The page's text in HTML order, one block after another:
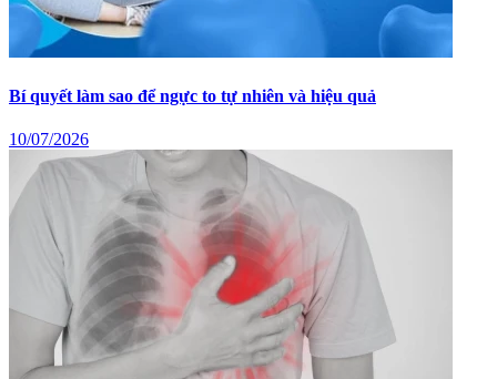
Bí quyết làm sao để ngực to tự nhiên và hiệu quả
10/07/2026